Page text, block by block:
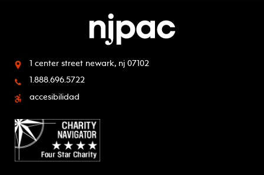
1 center street newark, nj 07102
1.888.696.5722
accesibilidad